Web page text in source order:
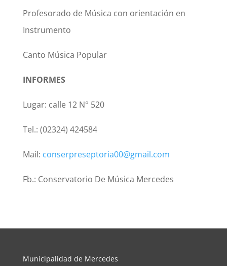
Profesorado de Música con orientación en
Instrumento
Canto Música Popular
INFORMES
Lugar: calle 12 N° 520
Tel.: (02324) 424584
Mail: conserpreseptoria00@gmail.com
Fb.: Conservatorio De Música Mercedes
Municipalidad de Mercedes